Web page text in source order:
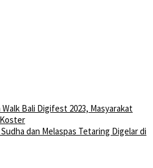
Bali Digifest 2023, Masyarakat
dan Melaspas Tetaring Digelar di